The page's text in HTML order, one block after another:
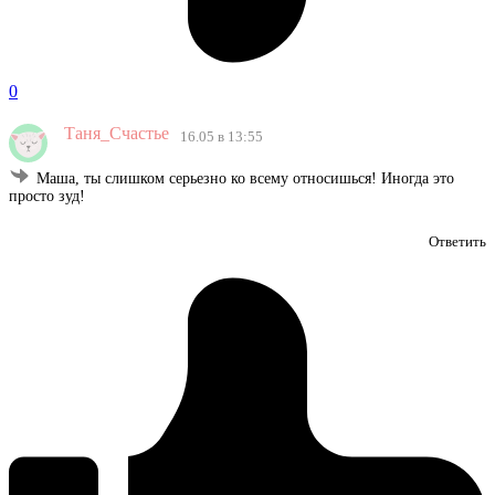
0
Таня_Счастье 16.05 в 13:55
Маша, ты слишком серьезно ко всему относишься! Иногда это
просто зуд!
Ответить